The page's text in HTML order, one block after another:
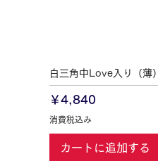
白三角中Love入り（薄）
価格
￥4,840
消費税込み
カートに追加する